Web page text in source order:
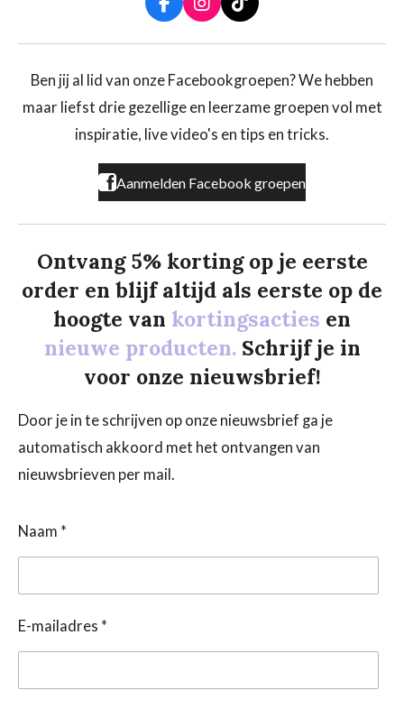
F
a
c
b
o
k
I
n
s
a
r
a
T
i
k
o
Ben jij al lid van onze Facebookgroepen? We hebben
maar liefst drie gezellige en leerzame groepen vol met
inspiratie, live video's en tips en tricks.
Aanmelden Facebook groepen
Ontvang 5% korting op je eerste
order en blijf altijd als eerste op de
hoogte van kortingsacties en
nieuwe producten. Schrijf je in
voor onze nieuwsbrief!
Door je in te schrijven op onze nieuwsbrief ga je
automatisch akkoord met het ontvangen van
nieuwsbrieven per mail.
Naam *
E-mailadres *